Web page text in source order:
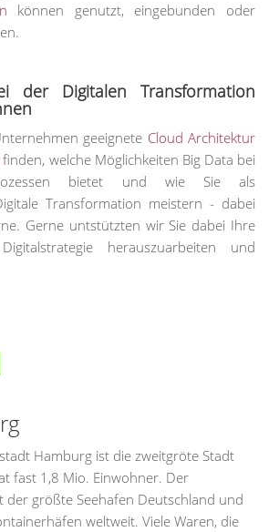
können genutzt, eingebunden oder
der Digitalen Transformation
geeignete Cloud Architektur
finden, welche Möglichkeiten Big Data bei
bietet und wie Sie als
Transformation meistern - dabei
Gerne untstützten wir Sie dabei Ihre
herauszuarbeiten und
Hamburg ist die zweitgröte Stadt
fast 1,8 Mio. Einwohner. Der
der größte Seehafen Deutschland und
weltweit. Viele Waren, die